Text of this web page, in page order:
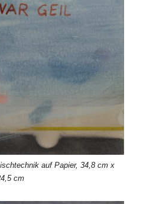
auf Papier, 34,8 cm x
cm